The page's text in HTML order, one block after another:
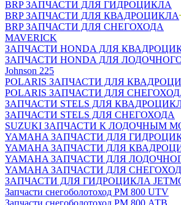
BRP ЗАПЧАСТИ ДЛЯ ГИДРОЦИКЛА
BRP ЗАПЧАСТИ ДЛЯ КВАДРОЦИКЛА
BRP ЗАПЧАСТИ ДЛЯ СНЕГОХОДА
MAVERICK
ЗАПЧАСТИ HONDA ДЛЯ
ЗАПЧАСТИ HONDA ДЛЯ
Johnson 225
POLARIS ЗАПЧАСТИ ДЛЯ
POLARIS ЗАПЧАСТИ ДЛЯ
ЗАПЧАСТИ STELS ДЛЯ
ЗАПЧАСТИ STELS ДЛЯ СНЕГОХОДА
SUZUKI ЗАПЧАСТИ К ЛОДОЧНЫМ
YAMAHA ЗАПЧАСТИ ДЛЯ
YAMAHA ЗАПЧАСТИ ДЛЯ
YAMAHA ЗАПЧАСТИ ДЛЯ
YAMAHA ЗАПЧАСТИ ДЛЯ
ЗАПЧАСТИ ДЛЯ ГИДРОЦИКЛА
Запчасти снегоболотоход РМ 800 UTV
Запчасти снегоболотоход РМ 800 АТВ